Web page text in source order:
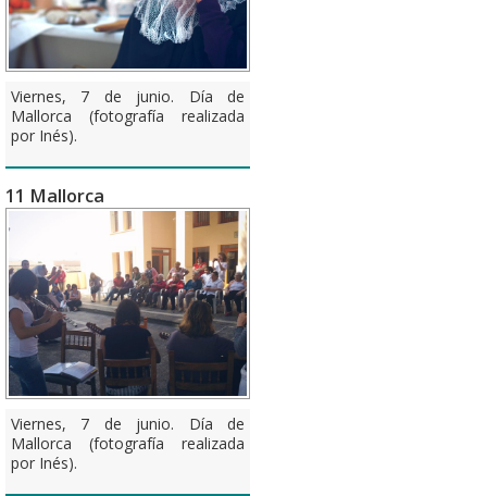
Viernes, 7 de junio. Día de
Mallorca (fotografía realizada
por Inés).
11 Mallorca
Viernes, 7 de junio. Día de
Mallorca (fotografía realizada
por Inés).